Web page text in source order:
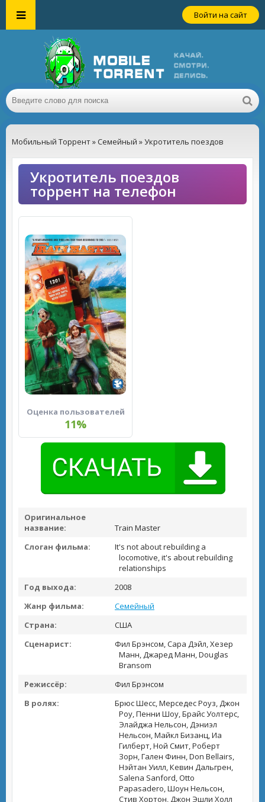
Войти на сайт
Мобильный Торрент»Семейный » Укротитель поездов
Укротитель поездов
торрент на телефон
Оценка пользователей
11%
Оригинальное
название:
Train Master
Слоган фильма:
It's not about rebuilding a
locomotive, it's about rebuilding
relationships
Год выхода:
2008
Жанр фильма:
Семейный
Страна:
США
Сценарист:
Фил Брэнсом, Сара Дэйл, Хезер
Манн, Джаред Манн, Douglas
Bransom
Режиссёр:
Фил Брэнсом
В ролях:
Брюс Шесс, Мерседес Роуз, Джон
Роу, Пенни Шоу, Брайс Уолтерс,
Элайджа Нельсон, Дэниэл
Нельсон, Майкл Бизанц, Иа
Гилберт, Ной Смит, Роберт
Зорн, Гален Финн, Don Bellairs,
Нэйтан Уилл, Кевин Дальгрен,
Salena Sanford, Otto
Papasadero, Шоун Нельсон,
Стив Хортон, Джон Эшли Холл